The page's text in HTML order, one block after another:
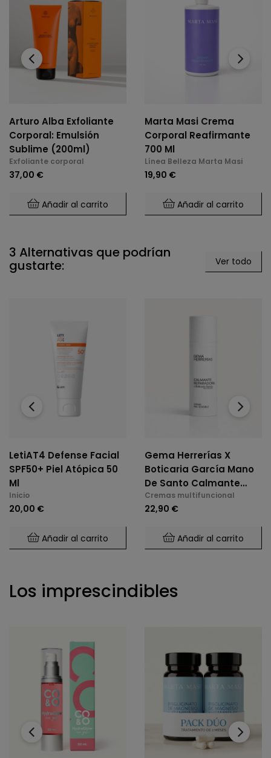
Arturo Alba Exfoliante
Corporal: Emulsión
Sublime (200ml)
Exfoliante corporal
37,00 €
Añadir al carrito
Marta Masi Crema
Corporal Reafirmante
700 Ml
Línea Belleza Marta Masi
19,90 €
Añadir al carrito
‹ ›
3 Alternativas que podrían
gustarte: Ver todo
LetiAT4 Defense Facial
SPF50+ Piel Atópica 50
Ml
Inicio
20,00 €
Añadir al carrito
Gema Herrerías X
Boticaria García Mano
De Santo Calmante
Reparadora 50 Ml
Cremas multifuncional
22,90 €
Añadir al carrito
‹ ›
Los imprescindibles
‹ ›